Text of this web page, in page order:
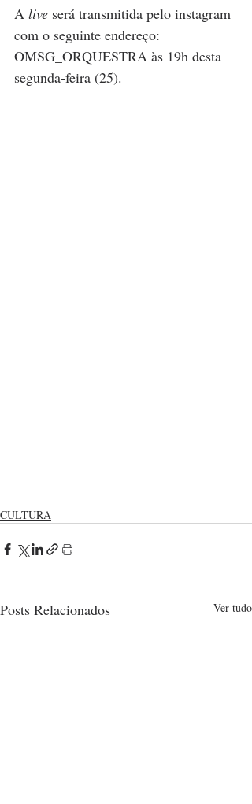
A live será transmitida pelo instagram
com o seguinte endereço:
OMSG_ORQUESTRA às 19h desta
segunda-feira (25).
CULTURA
Posts Relacionados Ver tudo